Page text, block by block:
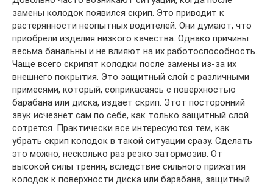
замены колодок появился скрип. Это приводит к
растерянности неопытных водителей. Они думают, что
приобрели изделия низкого качества. Однако причины
весьма банальны и не влияют на их работоспособность.
Чаще всего скрипят колодки после замены из-за их
внешнего покрытия. Это защитный слой с различными
примесями, который, соприкасаясь с поверхностью
барабана или диска, издает скрип. Этот посторонний
звук исчезнет сам по себе, как только защитный слой
сотрется. Практически все интересуются тем, как
убрать скрип колодок в такой ситуации сразу. Сделать
это можно, несколько раз резко затормозив. От
высокой силы трения, вследствие сильного прижатия
колодок к поверхности диска или барабана, защитный